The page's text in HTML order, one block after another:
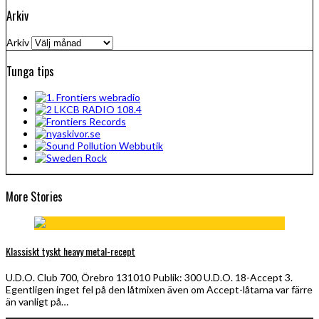
Arkiv
Arkiv
Tunga tips
More Stories
Klassiskt tyskt heavy metal-recept
U.D.O. Club 700, Örebro 131010 Publik: 300 U.D.O. 18-Accept 3.
Egentligen inget fel på den låtmixen även om Accept-låtarna var färre
än vanligt på…